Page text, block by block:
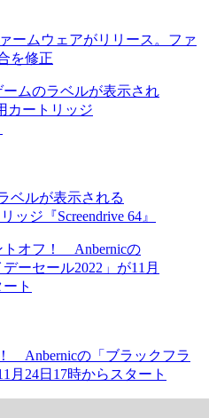
ームウェアがリリース。ファ
を修正
ベルが表示される
ジ『Screendrive 64』
Anbernicの「ブラックフラ
月24日17時からスタート